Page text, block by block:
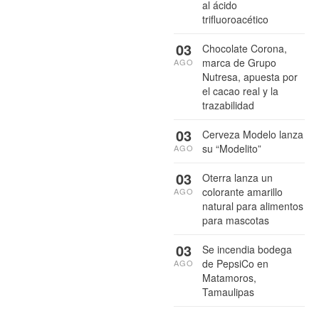
al ácido
trifluoroacético
Chocolate Corona,
marca de Grupo
Nutresa, apuesta por
el cacao real y la
trazabilidad
03
AGO
Cerveza Modelo lanza
su “Modelito”
03
AGO
Oterra lanza un
colorante amarillo
natural para alimentos
para mascotas
03
AGO
Se incendia bodega
de PepsiCo en
Matamoros,
Tamaulipas
03
AGO